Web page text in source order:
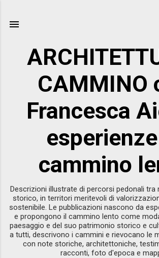
CAMMINO
Francesca
cammino
Descrizioni illustrate di percorsi pedonali
storico, in territori meritevoli di
sostenibile. Le pubblicazioni nascono da
e propongono il cammino lento come
paesaggio e del suo patrimonio storico e
a tutti, descrivono i cammini e rievocano le
con note storiche, architettoniche,
racconti, foto d'epoca e